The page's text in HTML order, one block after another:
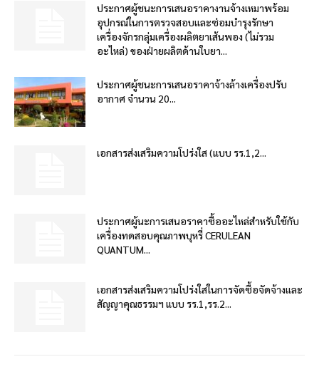
ประกาศผู้ชนะการเสนอราคางานจ้างเหมาพร้อม
อุปกรณ์ในการตรวจสอบและซ่อมบำรุงรักษา
เครื่องจักรกลุ่มเครื่องผลิตยาเส้นพอง (ไม่รวม
อะไหล่) ของฝ่ายผลิตด้านใบยา...
ประกาศผู้ชนะการเสนอราคาจ้างล้างเครื่องปรับ
อากาศ จำนวน 20...
เอกสารส่งเสริมความโปร่งใส (แบบ รร.1,2...
ประกาศผู้นะการเสนอราคาซื้ออะไหล่สำหรับใช้กับ
เครื่องทดสอบคุณภาพบุหรี่ CERULEAN
QUANTUM...
เอกสารส่งเสริมความโปร่งใสในการจัดซื้อจัดจ้างและ
สัญญาคุณธรรมฯ แบบ รร.1,รร.2...